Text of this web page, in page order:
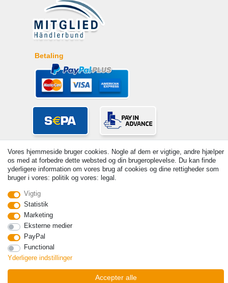
Betaling
© Copyright 2026 | Alle rettigheder forbeholdes. - Prices incl. VAT. 19%
VAT Basic prices see article detail | * Applies to deliveries to the UK!
Withdraw from contract here
Vores hjemmeside bruger cookies. Nogle af dem er vigtige, andre hjælper
os med at forbedre dette websted og din brugeroplevelse. Du kan finde
yderligere information om vores brug af cookies og dine rettigheder som
bruger i vores: politik og vores: legal.
Vigtig
Statistik
Marketing
Eksterne medier
PayPal
Functional
Yderligere indstillinger
Accepter alle